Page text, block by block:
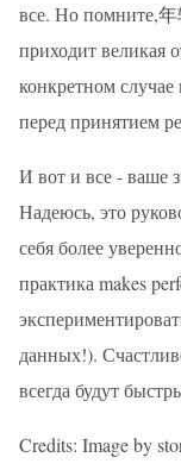
все. Но помните,年
приходит великая
конкретном
перед принятием
И вот и все - ваше
Надеюсь, это
себя более
практика makes
данных!).
всегда будут
Credits: Image by